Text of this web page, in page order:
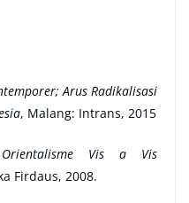
Arus Radikalisasi
, Malang: Intrans, 2015
Orientalisme Vis a Vis
Firdaus, 2008.